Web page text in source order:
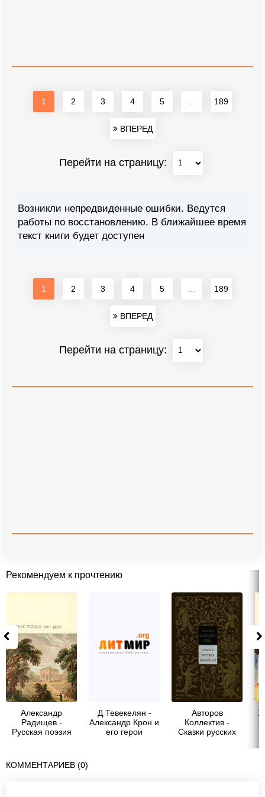
1 2 3 4 5 189
ВПЕРЕД
Перейти на страницу:
Возникли непредвиденные ошибки. Ведутся
работы по восстановлению. В ближайшее время
текст книги будет доступен
1 2 3 4 5 189
ВПЕРЕД
Перейти на страницу:
Рекомендуем к прочтению
Александр
Радищев -
Русская поэзия
Д Тевекелян -
Александр Крон и
его герои
Авторов
Коллектив -
Сказки русских
КОММЕНТАРИЕВ (0)